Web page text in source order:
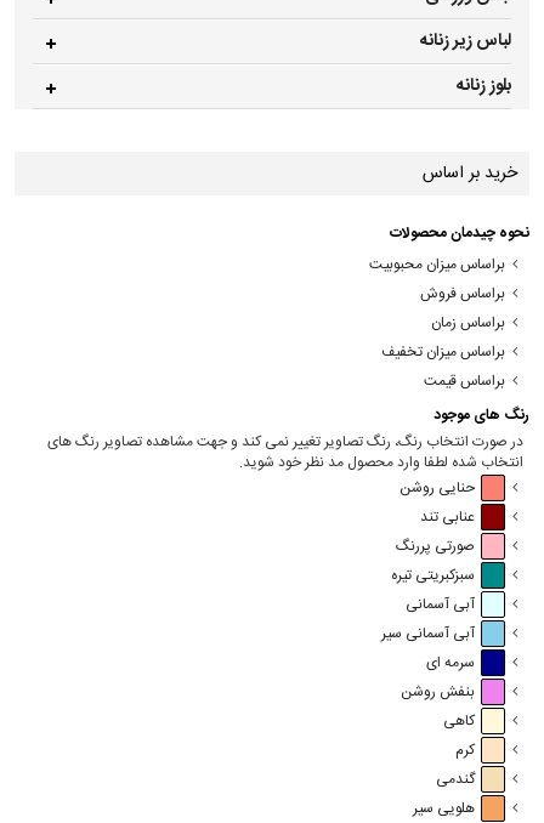
لباس زیر زنانه
بلوز زنانه
خرید بر اساس
نحوه چیدمان محصولات
براساس میزان محبوبیت
براساس فروش
براساس زمان
براساس میزان تخفیف
براساس قیمت
رنگ های موجود
در صورت انتخاب رنگ، رنگ تصاویر تغییر نمی کند و جهت مشاهده تصاویر رنگ های
انتخاب شده لطفا وارد محصول مد نظر خود شوید.
حنایی روشن
عنابی تند
صورتی پررنگ
سبزکبریتی تیره
آبی آسمانی
آبی آسمانی سیر
سرمه ای
بنفش روشن
کاهی
کرم
گندمی
هلویی سیر